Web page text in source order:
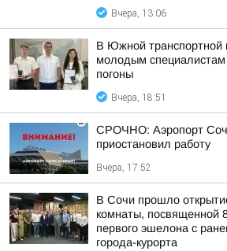
Вчера, 13:06
В Южной транспортной
молодым
погоны
Вчера, 18:51
СРОЧНО: Аэропорт
приостановил работу
Вчера, 17:52
В Сочи прошло
комнаты, посвященной
первого эшелона с
города-курорта